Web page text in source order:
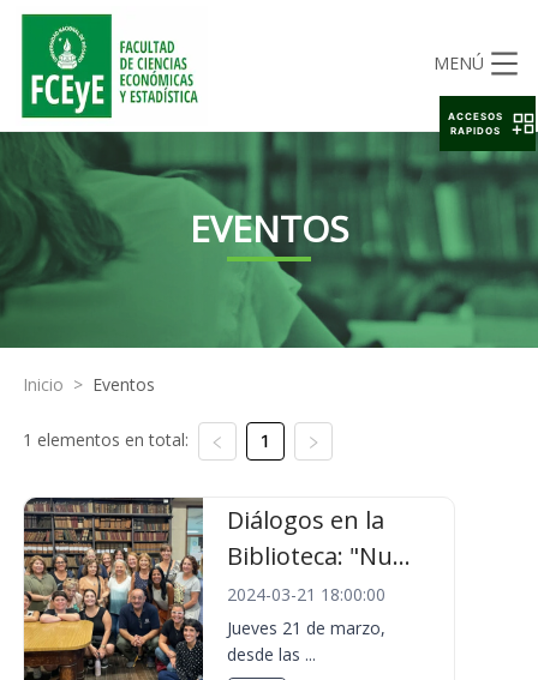
MENÚ
EVENTOS
Inicio > Eventos
1 elementos en total: 1
Diálogos en la
Biblioteca: "Nu...
2024-03-21 18:00:00
Jueves 21 de marzo,
desde las ...
ACCESOS
RAPIDOS